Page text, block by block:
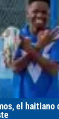
el haitiano